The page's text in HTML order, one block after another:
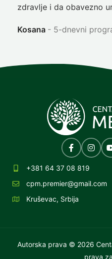
zdravlje i da obavezno
Kosana 5-dnevni
+381 64 37 08 819
cpm.premier@gmail.com
Kruševac, Srbija
Autorska prava © 2026
prava